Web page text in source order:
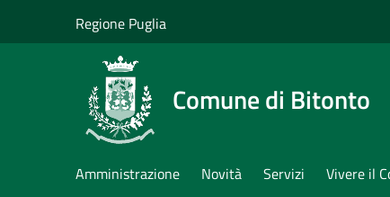
Regione Puglia
Comune di Bitonto
Amministrazione Novità Servizi Vivere il